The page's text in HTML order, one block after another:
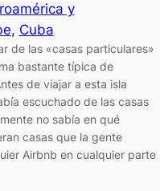
y
, Cuba
de las «casas particulares»
bastante típica de
de viajar a esta isla
escuchado de las casas
no sabía en qué
casas que la gente
Airbnb en cualquier parte